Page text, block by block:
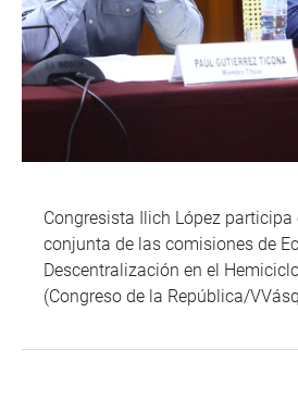
Congresista Ilich López participa
conjunta de las comisiones de
Descentralización en el
(Congreso de la República/